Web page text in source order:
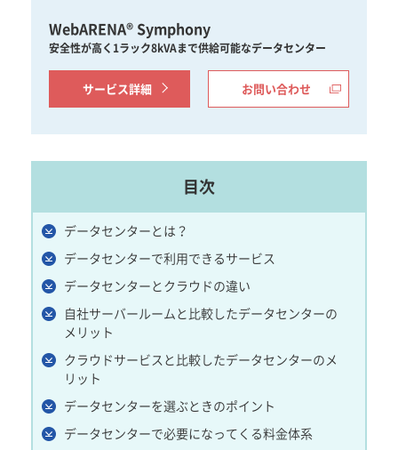
WebARENA® Symphony
安全性が高く1ラック8kVAまで供給可能なデータセンター
サービス詳細 お問い合わせ
目次
データセンターとは？
データセンターで利用できるサービス
データセンターとクラウドの違い
自社サーバールームと比較したデータセンターの
メリット
クラウドサービスと比較したデータセンターのメ
リット
データセンターを選ぶときのポイント
データセンターで必要になってくる料金体系